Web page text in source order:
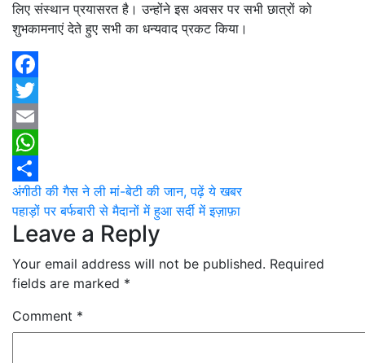
लिए संस्थान प्रयासरत है। उन्होंने इस अवसर पर सभी छात्रों को
शुभकामनाएं देते हुए सभी का धन्यवाद प्रकट किया।
Facebook
Twitter
Email
WhatsApp
Share
Post
navigation
अंगीठी की गैस ने ली मां-बेटी की जान, पढ़ें ये खबर
पहाड़ों पर बर्फबारी से मैदानों में हुआ सर्दी में इज़ाफ़ा
Leave a Reply
Your email address will not be published. Required
fields are marked *
Comment *